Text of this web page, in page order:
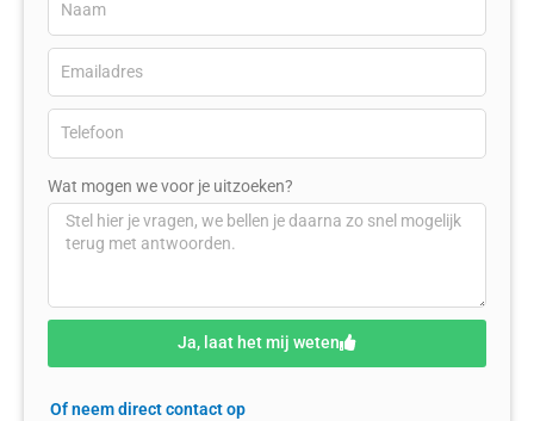
Wat mogen we voor je uitzoeken?
Ja, laat het mij weten
Of neem direct contact op